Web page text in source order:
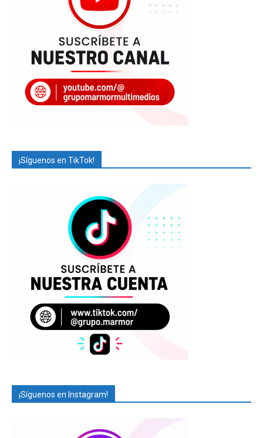
¡Síguenos en TikTok!
¡Síguenos en Instagram!